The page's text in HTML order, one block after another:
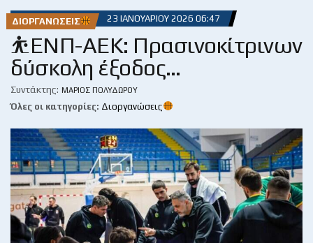
ΔΙΟΡΓΑΝΏΣΕΙΣ 23 ΙΑΝΟΥΑΡΊΟΥ 2026 06:47
⛹️ΕΝΠ-ΑΕΚ: Πρασινοκίτρινων
δύσκολη έξοδος…
Συντάκτης: ΜΆΡΙΟΣ ΠΟΛΥΔΏΡΟΥ
Όλες οι κατηγορίες: Διοργανώσεις